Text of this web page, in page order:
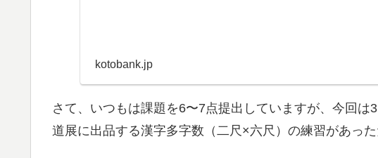
kotobank.jp
さて、いつもは課題を6〜7点提出していますが、今回
道展に出品する漢字多字数（二尺×六尺）の練習があった